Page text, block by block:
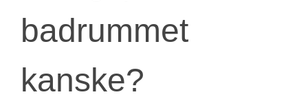
badrummet
kanske?